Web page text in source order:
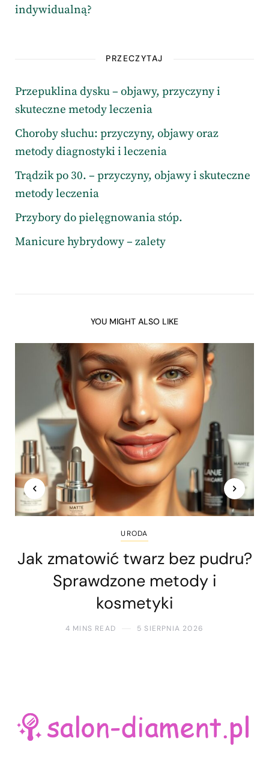
indywidualną?
PRZECZYTAJ
Przepuklina dysku – objawy, przyczyny i
skuteczne metody leczenia
Choroby słuchu: przyczyny, objawy oraz
metody diagnostyki i leczenia
Trądzik po 30. – przyczyny, objawy i skuteczne
metody leczenia
Przybory do pielęgnowania stóp.
Manicure hybrydowy – zalety
YOU MIGHT ALSO LIKE
URODA
Jak zmatowić twarz bez pudru?
Sprawdzone metody i
kosmetyki
4 MINS READ 5 SIERPNIA 2026